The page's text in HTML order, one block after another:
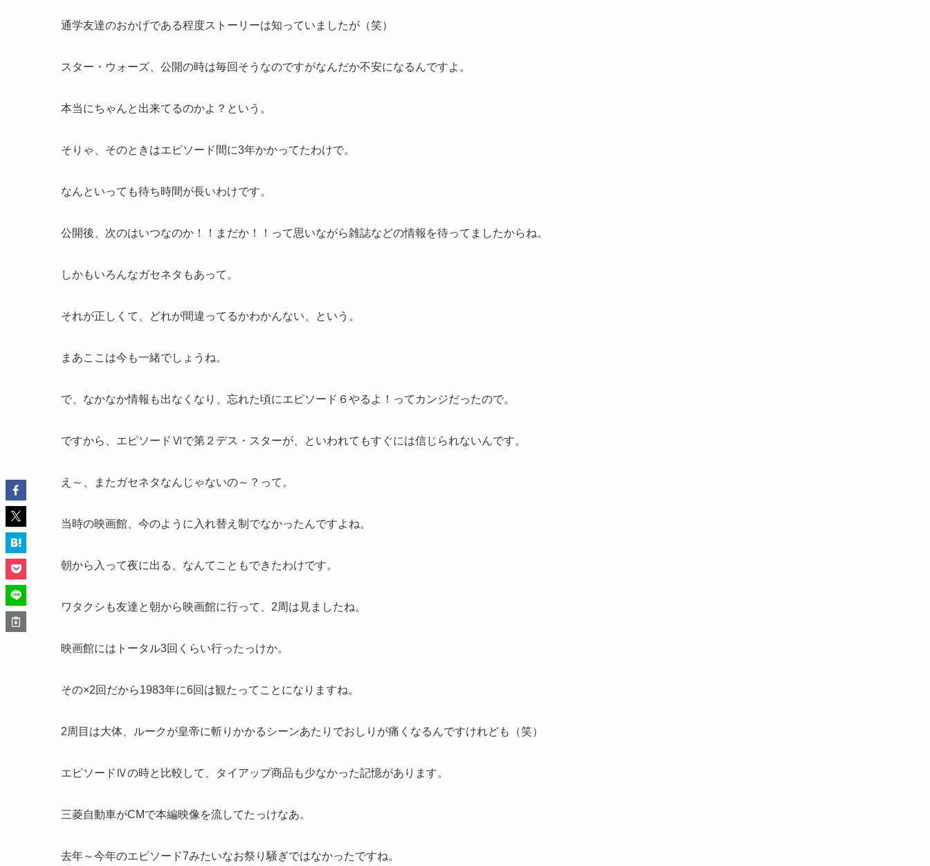
通学友達のおかげである程度ストーリーは知っていましたが（笑）
スター・ウォーズ、公開の時は毎回そうなのですがなんだか不安になるんですよ。
本当にちゃんと出来てるのかよ？という。
そりゃ、そのときはエピソード間に3年かかってたわけで。
なんといっても待ち時間が長いわけです。
公開後、次のはいつなのか！！まだか！！って思いながら雑誌などの情報を待ってましたからね。
しかもいろんなガセネタもあって。
それが正しくて、どれが間違ってるかわかんない、という。
まあここは今も一緒でしょうね。
で、なかなか情報も出なくなり、忘れた頃にエピソード６やるよ！ってカンジだったので。
ですから、エピソードⅥで第２デス・スターが、といわれてもすぐには信じられないんです。
え～、またガセネタなんじゃないの～？って。
当時の映画館、今のように入れ替え制でなかったんですよね。
朝から入って夜に出る、なんてこともできたわけです。
ワタクシも友達と朝から映画館に行って、2周は見ましたね。
映画館にはトータル3回くらい行ったっけか。
その×2回だから1983年に6回は観たってことになりますね。
2周目は大体、ルークが皇帝に斬りかかるシーンあたりでおしりが痛くなるんですけれども（笑）
エピソードⅣの時と比較して、タイアップ商品も少なかった記憶があります。
三菱自動車がCMで本編映像を流してたっけなあ。
去年～今年のエピソード7みたいなお祭り騒ぎではなかったですね。